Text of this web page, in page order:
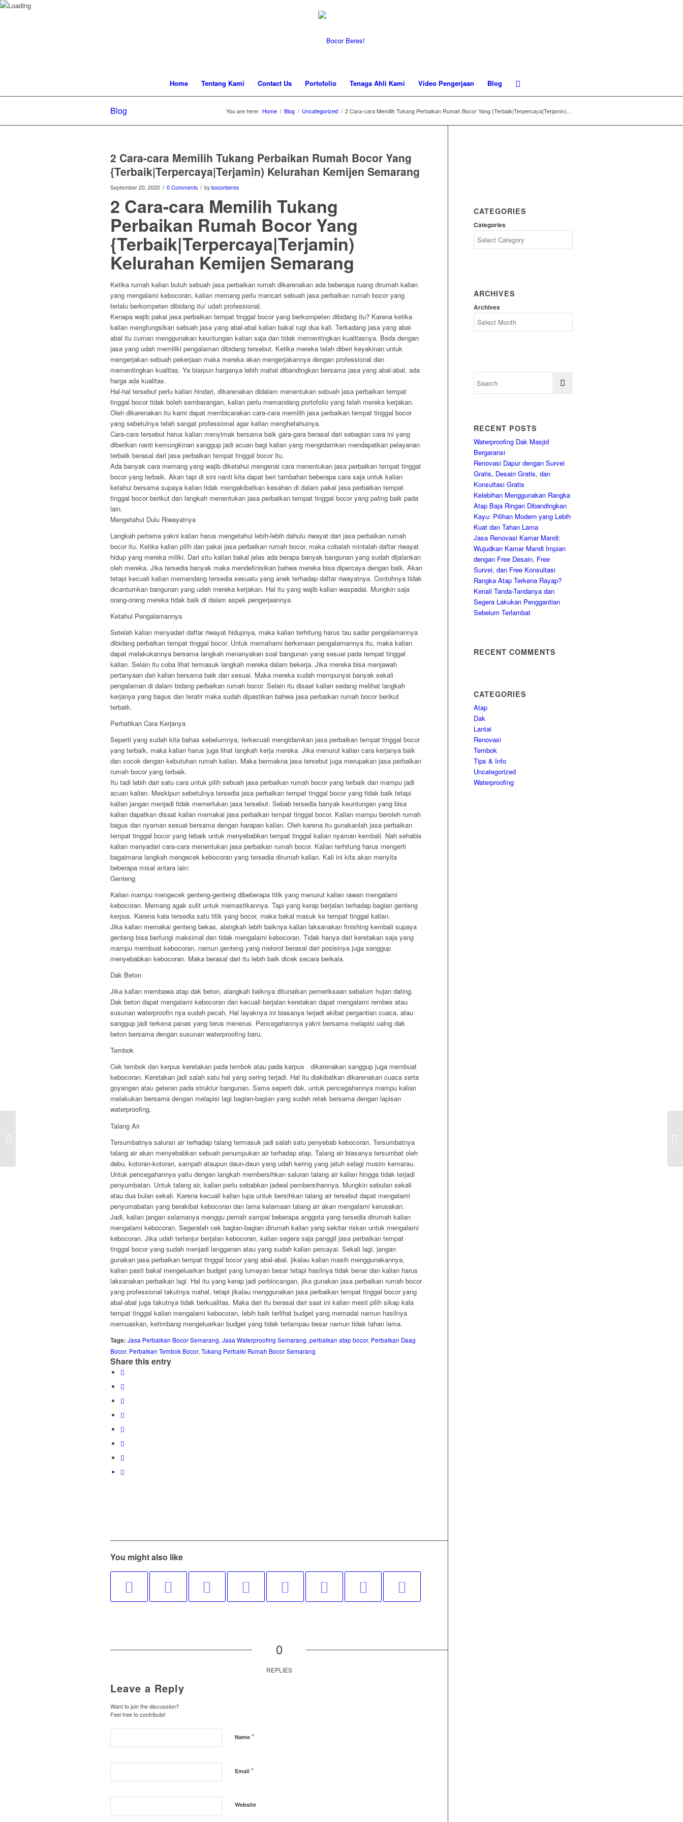
Home Tentang Kami Contact Us Portofolio Tenaga Ahli Kami Video Pengerjaan Blog
Blog You are here: Home / Blog / Uncategorized / 2 Cara-cara Memilih Tukang Perbaikan Rumah Bocor Yang {Terbaik|Terpercaya|Terjamin)...
2 Cara-cara Memilih Tukang Perbaikan Rumah Bocor Yang
{Terbaik|Terpercaya|Terjamin) Kelurahan Kemijen Semarang
September 20, 2020 / 0 Comments / by bocorberes
2 Cara-cara Memilih Tukang
Perbaikan Rumah Bocor Yang
{Terbaik|Terpercaya|Terjamin)
Kelurahan Kemijen Semarang
Ketika rumah kalian butuh sebuah jasa perbaikan rumah dikarenakan ada beberapa ruang dirumah kalian
yang mengalami kebocoran, kalian memang perlu mancari sebuah jasa perbaikan rumah bocor yang
terlalu berkompeten dibidang itu/ udah professional.
Kenapa wajib pakai jasa perbaikan tempat tinggal bocor yang berkompeten dibidang itu? Karena ketika
kalian mengfungsikan sebuah jasa yang abal-abal kalian bakal rugi dua kali. Terkadang jasa yang abal-
abal itu cuman menggunakan keuntungan kalian saja dan tidak mementingkan kualitasnya. Beda dengan
jasa yang udah memiliki pengalaman dibidang tersebut. Ketika mereka telah diberi keyakinan untuk
mengerjakan sebuah pekerjaan maka mereka akan mengerjakannya dengan professional dan
mementingkan kualitas. Ya biarpun harganya lebih mahal dibandingkan bersama jasa yang abal-abal. ada
harga ada kualitas.
Hal-hal tersebut perlu kalian hindari, dikarenakan didalam menentukan sebuah jasa perbaikan tempat
tinggal bocor tidak boleh sembarangan, kalian perlu memandang portofolio yang telah mereka kerjakan.
Oleh dikarenakan itu kami dapat membicarakan cara-cara memilih jasa perbaikan tempat tinggal bocor
yang sebetulnya telah sangat professional agar kalian menghetahuinya.
Cara-cara tersebut harus kalian menyimak bersama baik gara-gara berasal dari sebagian cara ini yang
diberikan nanti kemungkinan sanggup jadi acuan bagi kalian yang mengidamkan mendapatkan pelayanan
terbaik berasal dari jasa perbaikan tempat tinggal bocor itu.
Ada banyak cara memang yang wajib diketahui mengenai cara menentukan jasa perbaikan tempat tinggal
bocor yang terbaik. Akan tapi di sini nanti kita dapat beri tambahan beberapa cara saja untuk kalian
ketahui bersama supaya kalian tidak mengakibatkan kesahan di dalam pakai jasa perbaikan tempat
tinggal bocor berikut dan langkah menentukan jasa perbaikan tempat tinggal bocor yang paling baik pada
lain.
Mengetahui Dulu Riwayatnya
Langkah pertama yakni kalian harus mengetahui lebih-lebih dahulu riwayat dari jasa perbaikan rumah
bocor itu. Ketika kalian pilih dan pakai jasa perbaikan rumah bocor, maka cobalah mintalah daftar riwayat
hidup yang mereka miliki. Dari situ kalian bakal jelas ada berapa banyak bangunan yang sudah dijalankan
oleh mereka. Jika tersedia banyak maka mendefinisikan bahwa mereka bisa dipercaya dengan baik. Akan
tetapi kecuali kalian memandang tersedia sesuatu yang anek terhadap daftar riwayatnya. Contohnya tidak
dicantumkan bangunan yang udah mereka kerjakan. Hal itu yang wajib kalian waspadai. Mungkin saja
orang-orang mereka tidak baik di dalam aspek pengerjaannya.
Ketahui Pengalamannya
Setelah kalian menyadari daftar riwayat hidupnya, maka kalian terhitung harus tau sadar pengalamannya
dibidang perbaikan tempat tinggal bocor. Untuk memahami berkenaan pengalamannya itu, maka kalian
dapat melakukannya bersama langkah menanyakan soal bangunan yang sesuai pada tempat tinggal
kalian. Selain itu coba lihat termasuk langkah mereka dalam bekerja. Jika mereka bisa menjawah
pertanyaan dari kalian bersama baik dan sesuai. Maka mereka sudah mempunyai banyak sekali
pengalaman di dalam bidang perbaikan rumah bocor. Selain itu disaat kalian sedang melihat langkah
kerjanya yang bagus dan teratir maka sudah dipastikan bahwa jasa perbaikan rumah bocor berikut
terbaik.
Perhatikan Cara Kerjanya
Seperti yang sudah kita bahas sebelumnya, terkecuali mengidamkan jasa perbaikan tempat tinggal bocor
yang terbaik, maka kalian harus juga lihat langkah kerja mereka. Jika menurut kalian cara kerjanya baik
dan cocok dengan kebutuhan rumah kalian. Maka bermakna jasa tersebut juga merupakan jasa perbaikan
rumah bocor yang terbaik.
Itu tadi lebih dari satu cara untuk pilih sebuah jasa perbaikan rumah bocor yang terbaik dan mampu jadi
acuan kalian. Meskipun sebetulnya tersedia jasa perbaikan tempat tinggal bocor yang tidak baik tetapi
kalian jangan menjadi tidak memerlukan jasa tersebut. Sebab tersedia banyak keuntungan yang bisa
kalian dapatkan disaat kalian memakai jasa perbaikan tempat tinggal bocor. Kalian mampu beroleh rumah
bagus dan nyaman sesuai bersama dengan harapan kalian. Oleh karena itu gunakanlah jasa perbaikan
tempat tinggal bocor yang tebaik untuk menyebabkan tempat tinggal kalian nyaman kembali. Nah sehabis
kalian menyadari cara-cara menentukan jasa perbaikan rumah bocor. Kalian terhitung harus mengerti
bagaimana langkah mengecek kebocoran yang tersedia dirumah kalian. Kali ini kita akan menyita
beberapa misal antara lain:
Genteng
Kalian mampu mengecek genteng-genteng dibeberapa titik yang menurut kalian rawan mengalami
kebocoran. Memang agak sulit untuk memastikannya. Tapi yang kerap berjalan terhadap bagian genteng
kerpus. Karena kala tersedia satu titik yang bocor, maka bakal masuk ke tempat tinggal kalian.
Jika kalian memakai genteng bekas, alangkah lebih baiknya kalian laksanakan finishing kembali supaya
genteng bisa berfungi maksimal dan tidak mengalami kebocoran. Tidak hanya dari keretakan saja yang
mampu membuat kebocoran, namun genteng yang melorot berasal dari posisinya juga sanggup
menyebabkan kebocoran. Maka berasal dari itu lebih baik dicek secara berkala.
Dak Beton
Jika kalian membawa atap dak beton, alangkah baiknya ditunaikan pemeriksaan sebalum hujan dating.
Dak beton dapat mengalami kebocoran dan kecuali berjalan keretakan dapat mengalami rembes atau
susunan waterproofin nya sudah pecah. Hal layaknya ini biasanya terjadi akibat pergantian cuaca, atau
sanggup jadi terkena panas yang terus menerus. Pencegahannya yakni bersama melapisi ualng dak
beton bersama dengan susunan waterproofing baru.
Tembok
Cek tembok dan kerpus keretakan pada tembok atau pada karpus . dikarenakan sanggup juga membuat
kebocoran. Keretakan jadi salah satu hal yang sering terjadi. Hal itu diakibatkan dikarenakan cuaca serta
goyangan atau geteran pada struktur bangunan. Sama seperti dak, untuk pencegahannya mampu kalian
melakukan bersama dengan melapisi lagi bagian-bagian yang sudah retak bersama dengan lapisan
waterproofing.
Talang Air
Tersumbatnya saluran air terhadap talang termasuk jadi salah satu penyebab kebocoran. Tersumbatnya
talang air akan menyebabkan sebuah penumpukan air terhadap atap. Talang air biasanya tersumbat oleh
debu, kotoran-kotoran, sampah ataupun daun-daun yang udah kering yang jatuh selagi musim kemarau.
Untuk pencegahannya yaitu dengan langkah membersihkan saluran talang air kalian hingga tidak terjadi
penyumbatan. Untuk talang air, kalian perlu sebabkan jadwal pembersihannya. Mungkin sebulan sekali
atau dua bulan sekali. Karena kecuali kalian lupa untuk bersihkan talang air tersebut dapat mengalami
penyumabatan yang berakibat kebocoran dan lama kelamaan talang air akan mengalami kerusakan.
Jadi, kalian jangan selamanya menggu pernah sampai beberapa anggota yang tersedia dirumah kalian
mengalami kebocoran. Segeralah cek bagian-bagian dirumah kalian yang sekitar riskan untuk mengalami
kebocoran. Jika udah terlanjur berjalan kebocoran, kalian segera saja panggil jasa perbaikan tempat
tinggal bocor yang sudah menjadi langganan atau yang sudah kalian percayai. Sekali lagi, jangan
gunakan jasa perbaikan tempat tinggal bocor yang abal-abal. jikalau kalian masih menggunakannya,
kalian pasti bakal mengeluarkan budget yang lumayan besar tetapi hasilnya tidak benar dan kalian harus
laksanakan perbaikan lagi. Hal itu yang kerap jadi perbincangan, jika gunakan jasa perbaikan rumah bocor
yang professional takutnya mahal, tetapi jikalau menggunakan jasa perbaikan tempat tinggal bocor yang
abal-abal juga takutnya tidak berkualitas. Maka dari itu berasal dari saat ini kalian mesti pilih sikap kala
tempat tinggal kalian mengalami kebocoran, lebih baik terlihat budget yang memadai namun hasilnya
memuaskan, ketimbang mengeluarkan budget yang tidak terlampau besar namun tidak tahan lama.
Tags: Jasa Perbaikan Bocor Semarang, Jasa Waterproofing Semarang, perbaikan atap bocor, Perbaikan Daag
Bocor, Perbaikan Tembok Bocor, Tukang Perbaiki Rumah Bocor Semarang
Share this entry
You might also like
0
REPLIES
Leave a Reply
Want to join the discussion?
Feel free to contribute!
Name *
Email *
Website
CATEGORIES
Categories
ARCHIVES
Archives
RECENT POSTS
Waterproofing Dak Masjid
Bergaransi
Renovasi Dapur dengan Survei
Gratis, Desain Gratis, dan
Konsultasi Gratis
Kelebihan Menggunakan Rangka
Atap Baja Ringan Dibandingkan
Kayu: Pilihan Modern yang Lebih
Kuat dan Tahan Lama
Jasa Renovasi Kamar Mandi:
Wujudkan Kamar Mandi Impian
dengan Free Desain, Free
Survei, dan Free Konsultasi
Rangka Atap Terkena Rayap?
Kenali Tanda-Tandanya dan
Segera Lakukan Penggantian
Sebelum Terlambat
RECENT COMMENTS
CATEGORIES
Atap
Dak
Lantai
Renovasi
Tembok
Tips & Info
Uncategorized
Waterproofing
4 Cara Terbaik Memilih Layanan
Perbaikan (Rumah|Hunian) Bocor